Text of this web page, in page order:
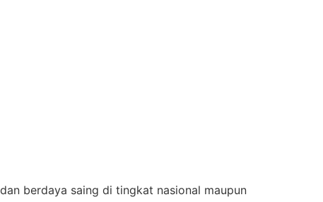
berdaya saing di tingkat nasional maupun